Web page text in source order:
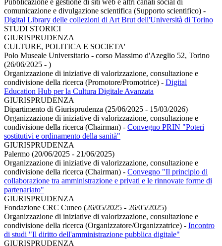
comunicazione e divulgazione scientifica (Supporto scientifico) -
Digital Library delle collezioni di Art Brut dell'Università di Torino
STUDI STORICI
GIURISPRUDENZA
CULTURE, POLITICA E SOCIETA'
Polo Museale Universitario - corso Massimo d'Azeglio 52, Torino
(26/06/2025 - )
Organizzazione di iniziative di valorizzazione, consultazione e
condivisione della ricerca (Promotore/Promotrice) - Digital
Education Hub per la Cultura Digitale Avanzata
GIURISPRUDENZA
Dipartimento di Giurisprudenza (25/06/2025 - 15/03/2026)
Organizzazione di iniziative di valorizzazione, consultazione e
condivisione della ricerca (Chairman) - Convegno PRIN "Poteri
sostitutivi e ordinamento della sanità"
GIURISPRUDENZA
Palermo (20/06/2025 - 21/06/2025)
Organizzazione di iniziative di valorizzazione, consultazione e
condivisione della ricerca (Chairman) - Convegno "Il principio di
collaborazione tra amministrazione e privati e le rinnovate forme di
partenariato"
GIURISPRUDENZA
Fondazione CRC Cuneo (26/05/2025 - 26/05/2025)
Organizzazione di iniziative di valorizzazione, consultazione e
condivisione della ricerca (Organizzatore/Organizzatrice) - Incontro
di studi "Il diritto dell'amministrazione pubblica digitale"
GIURISPRUDENZA